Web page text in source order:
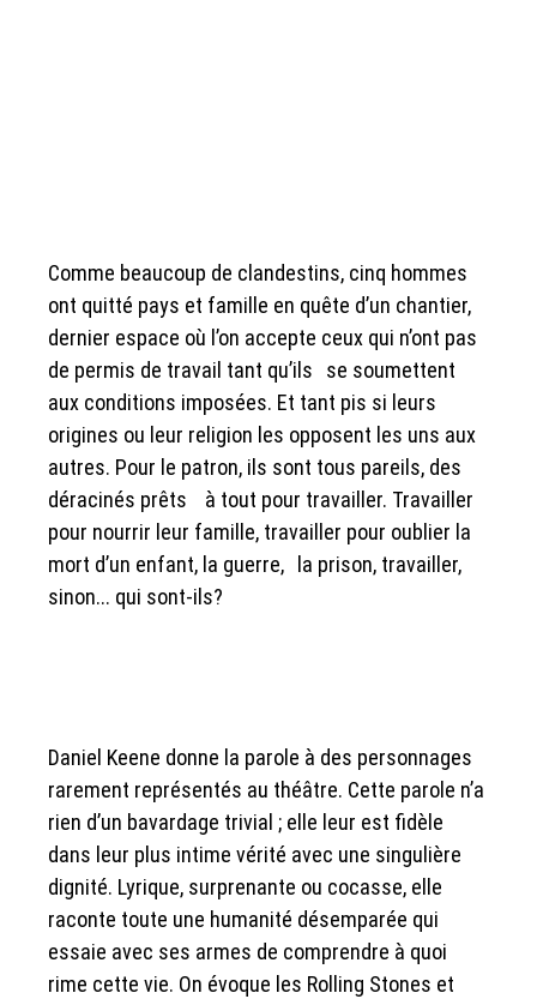
Comme beaucoup de clandestins, cinq hommes
ont quitté pays et famille en quête d’un chantier,
dernier espace où l’on accepte ceux qui n’ont pas
de permis de travail tant qu’ils se soumettent
aux conditions imposées. Et tant pis si leurs
origines ou leur religion les opposent les uns aux
autres. Pour le patron, ils sont tous pareils, des
déracinés prêts à tout pour travailler. Travailler
pour nourrir leur famille, travailler pour oublier la
mort d’un enfant, la guerre, la prison, travailler,
sinon... qui sont-ils?
Daniel Keene donne la parole à des personnages
rarement représentés au théâtre. Cette parole n’a
rien d’un bavardage trivial ; elle leur est fidèle
dans leur plus intime vérité avec une singulière
dignité. Lyrique, surprenante ou cocasse, elle
raconte toute une humanité désemparée qui
essaie avec ses armes de comprendre à quoi
rime cette vie. On évoque les Rolling Stones et